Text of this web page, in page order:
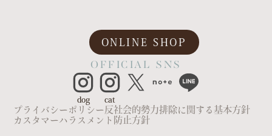
OFFICIAL SNS
dog cat
ONLINE SHOP
プライバシーポリシー 反社会的勢力排除に関する基本方針
カスタマーハラスメント防止方針